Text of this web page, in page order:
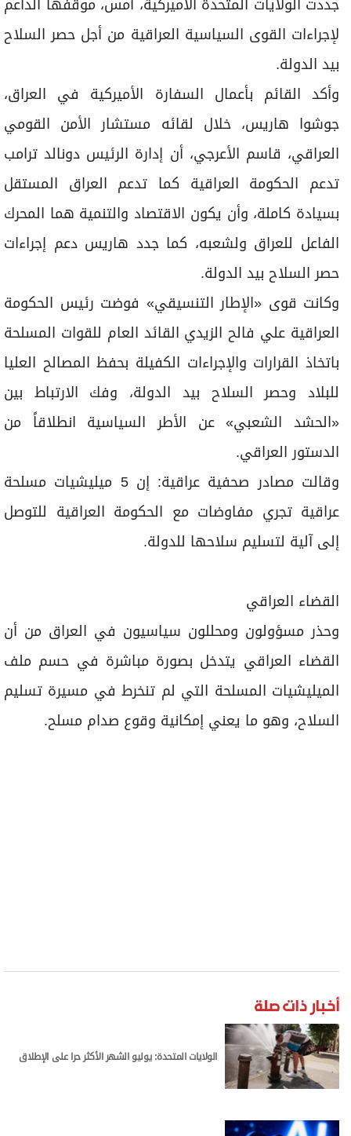
لإجراءات القوى السياسية العراقية من أجل حصر السلاح
بيد الدولة.
وأكد القائم بأعمال السفارة الأميركية في العراق،
جوشوا هاريس، خلال لقائه مستشار الأمن القومي
العراقي، قاسم الأعرجي، أن إدارة الرئيس دونالد ترامب
تدعم الحكومة العراقية كما تدعم العراق المستقل
بسيادة كاملة، وأن يكون الاقتصاد والتنمية هما المحرك
الفاعل للعراق ولشعبه، كما جدد هاريس دعم إجراءات
حصر السلاح بيد الدولة.
وكانت قوى «الإطار التنسيقي» فوضت رئيس الحكومة
العراقية علي فالح الزيدي القائد العام للقوات المسلحة
باتخاذ القرارات والإجراءات الكفيلة بحفظ المصالح العليا
للبلاد وحصر السلاح بيد الدولة، وفك الارتباط بين
«الحشد الشعبي» عن الأطر السياسية انطلاقاً من
الدستور العراقي.
وقالت مصادر صحفية عراقية: إن 5 ميليشيات مسلحة
عراقية تجري مفاوضات مع الحكومة العراقية للتوصل
إلى آلية لتسليم سلاحها للدولة.
القضاء العراقي
وحذر مسؤولون ومحللون سياسيون في العراق من أن
القضاء العراقي يتدخل بصورة مباشرة في حسم ملف
الميليشيات المسلحة التي لم تنخرط في مسيرة تسليم
السلاح، وهو ما يعني إمكانية وقوع صدام مسلح.
أخبار ذات صلة
الولايات المتحدة: يوليو الشهر الأكثر حرا على الإطلاق